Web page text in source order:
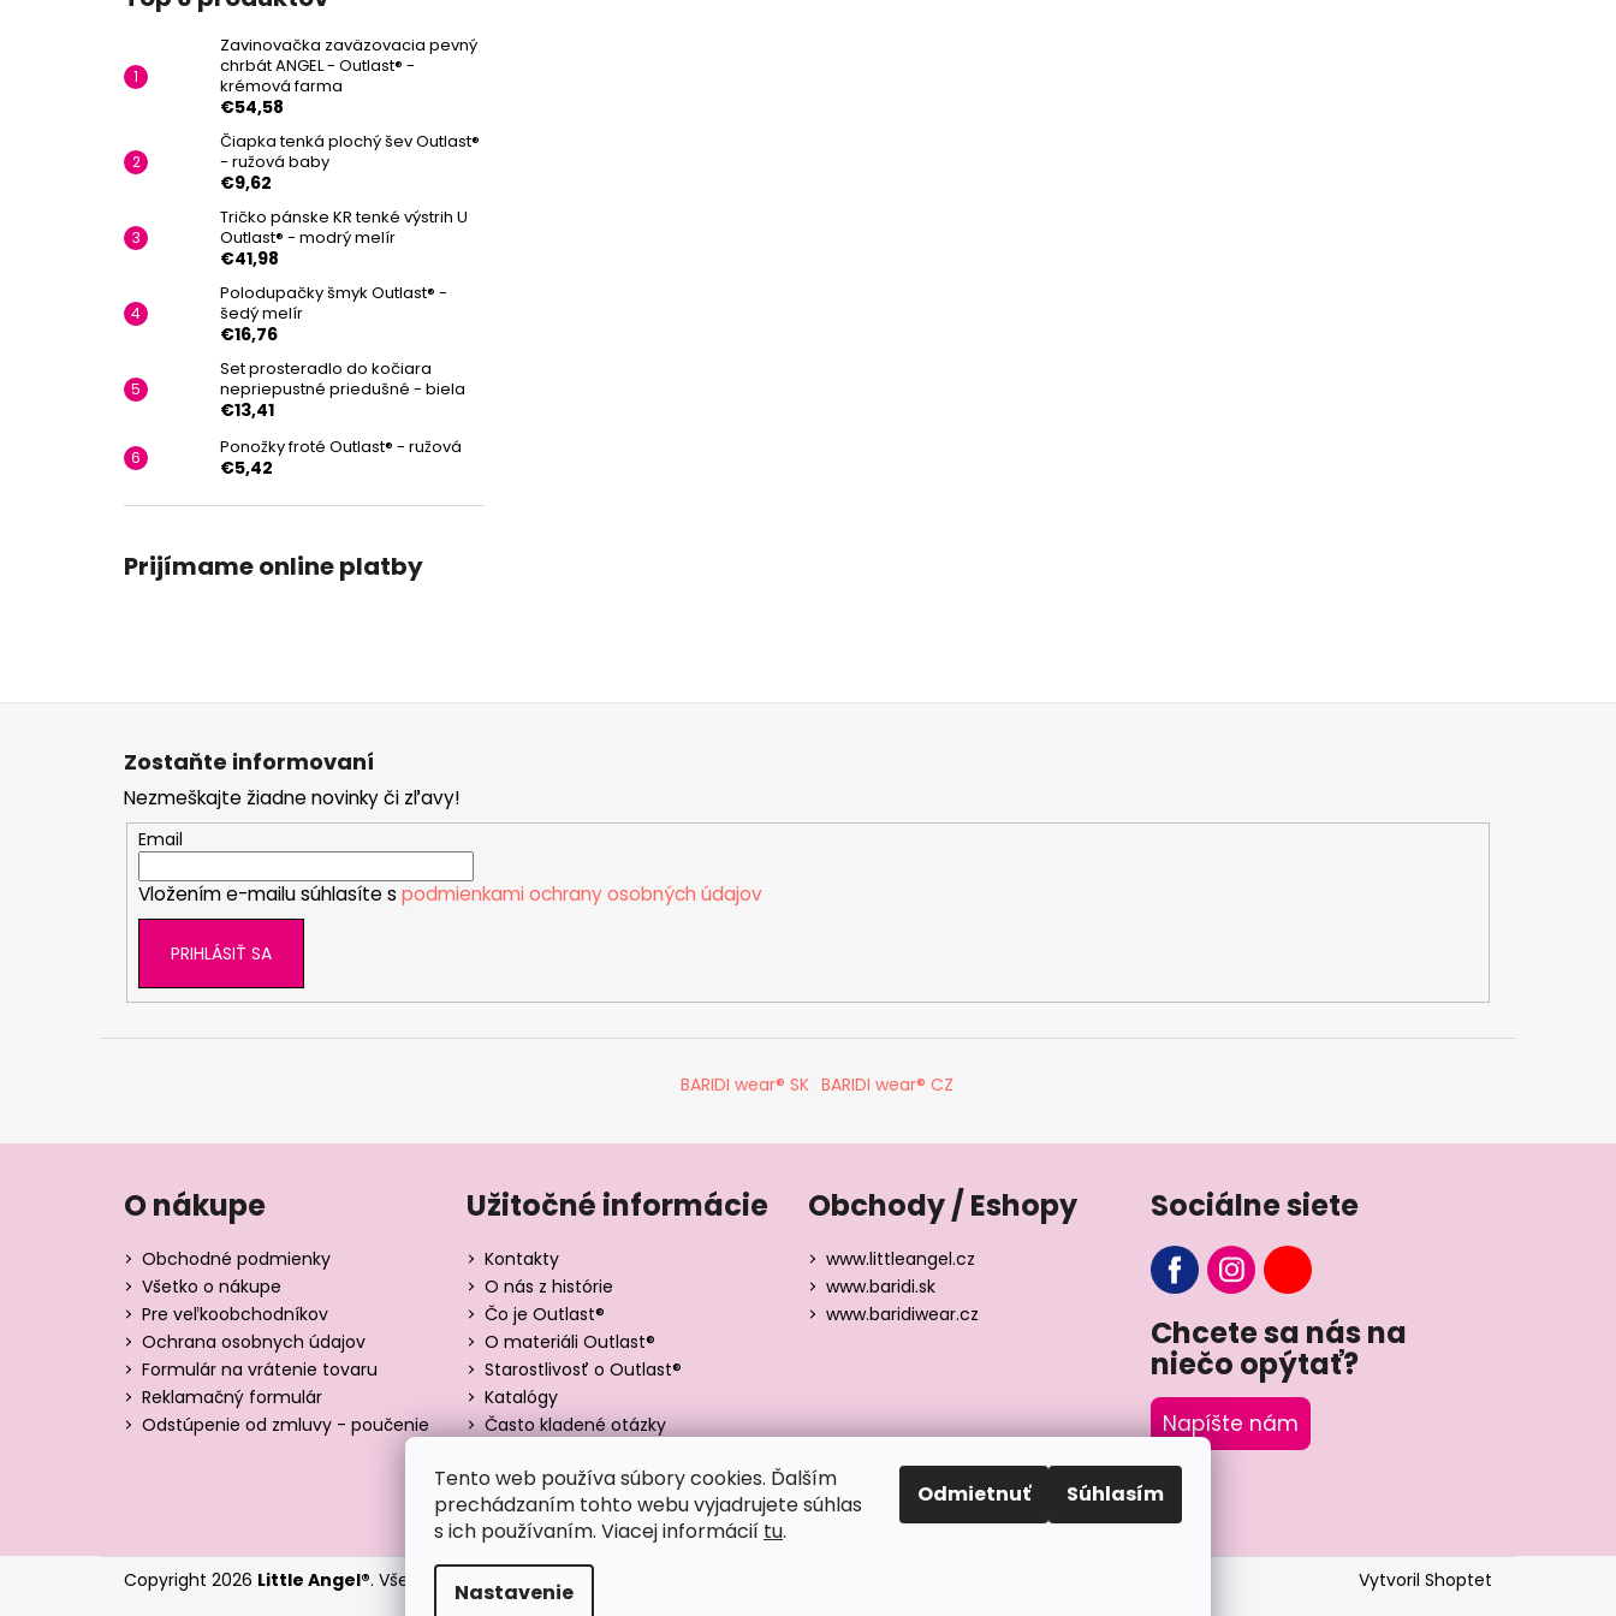
Tento web používa súbory cookies. Ďalším
prechádzaním tohto webu vyjadrujete súhlas
s ich používaním. Viacej informácií tu.
Nastavenie
Odmietnuť Súhlasím
Zavinovačka zaväzovacia pevný
chrbát ANGEL - Outlast® -
krémová farma
€54,58
Čiapka tenká plochý šev Outlast®
- ružová baby
€9,62
Tričko pánske KR tenké výstrih U
Outlast® - modrý melír
€41,98
Polodupačky šmyk Outlast® -
šedý melír
€16,76
Set prosteradlo do kočiara
nepriepustné priedušné - biela
€13,41
Ponožky froté Outlast® - ružová
€5,42
Prijímame online platby
Zostaňte informovaní
Nezmeškajte žiadne novinky či zľavy!
Email
Vložením e-mailu súhlasíte s podmienkami ochrany osobných údajov
PRIHLÁSIŤ SA
BARIDI wear® SK BARIDI wear® CZ
O nákupe
Obchodné podmienky
Všetko o nákupe
Pre veľkoobchodníkov
Ochrana osobnych údajov
Formulár na vrátenie tovaru
Reklamačný formulár
Odstúpenie od zmluvy - poučenie
Užitočné informácie
Kontakty
O nás z histórie
Čo je Outlast®
O materiáli Outlast®
Starostlivosť o Outlast®
Katalógy
Často kladené otázky
Blog
Obchody / Eshopy
www.littleangel.cz
www.baridi.sk
www.baridiwear.cz
Sociálne siete
Chcete sa nás na
niečo opýtať?
Napíšte nám
Vytvoril Shoptet
Copyright 2026 Little Angel®. Všetky práva vyhradené.